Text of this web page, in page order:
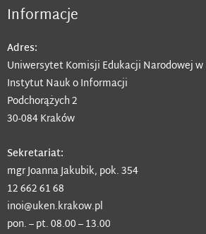
Informacje
Adres:
Uniwersytet Komisji Edukacji Narodowej
Instytut Nauk o Informacji
Podchorążych 2
30-084 Kraków
Sekretariat:
mgr Joanna Jakubik, pok. 354
12 662 61 68
inoi@uken.krakow.pl
pon. – pt. 08.00 – 13.00